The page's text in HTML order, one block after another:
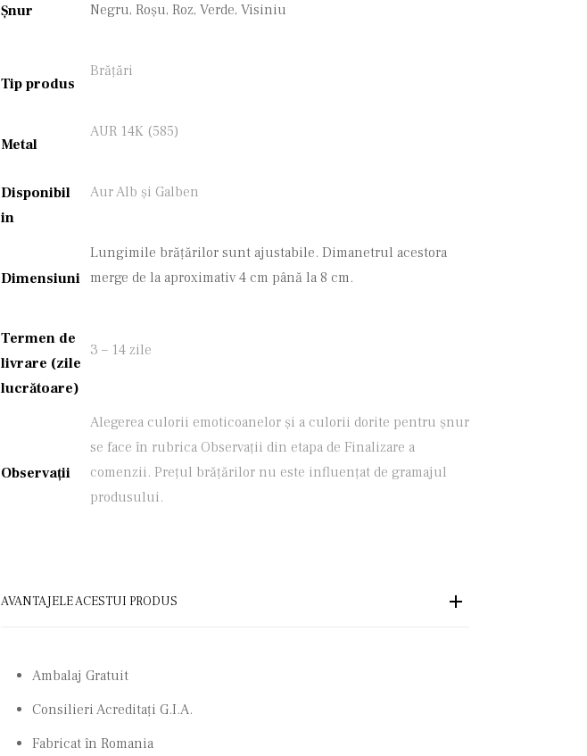
Șnur
Negru, Roșu, Roz, Verde, Visiniu
Tip produs
Brățări
Metal
AUR 14K (585)
Disponibil
in
Aur Alb și Galben
Dimensiuni
Lungimile brățărilor sunt ajustabile. Dimanetrul acestora
merge de la aproximativ 4 cm până la 8 cm.
Termen de
livrare (zile
lucrătoare)
3 – 14 zile
Observații
Alegerea culorii emoticoanelor și a culorii dorite pentru șnur
se face în rubrica Observații din etapa de Finalizare a
comenzii. Prețul brățărilor nu este influențat de gramajul
produsului.
AVANTAJELE ACESTUI PRODUS
Ambalaj Gratuit
Consilieri Acreditaţi G.I.A.
Fabricat în Romania